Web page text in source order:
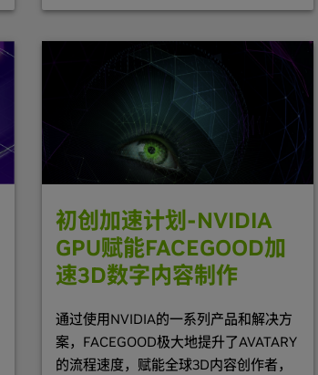
初创加速计划-NVIDIA
GPU赋能FACEGOOD加
速3D数字内容制作
通过使用NVIDIA的一系列产品和解决方
案，FACEGOOD极大地提升了AVATARY
的流程速度，赋能全球3D内容创作者，